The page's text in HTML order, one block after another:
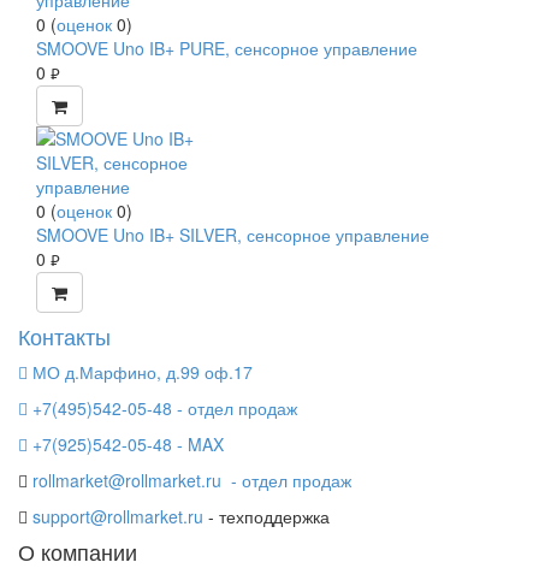
0 (оценок 0)
SMOOVE Uno IB+ PURE, сенсорное управление
0 руб.
0 (оценок 0)
SMOOVE Uno IB+ SILVER, сенсорное управление
0 руб.
Контакты
МО д.Марфино, д.99 оф.17
+7(495)542-05-48 - отдел продаж
+7(925)542-05-48 - MAX
rollmarket@rollmarket.ru - отдел продаж
support@rollmarket.ru - техподдержка
О компании